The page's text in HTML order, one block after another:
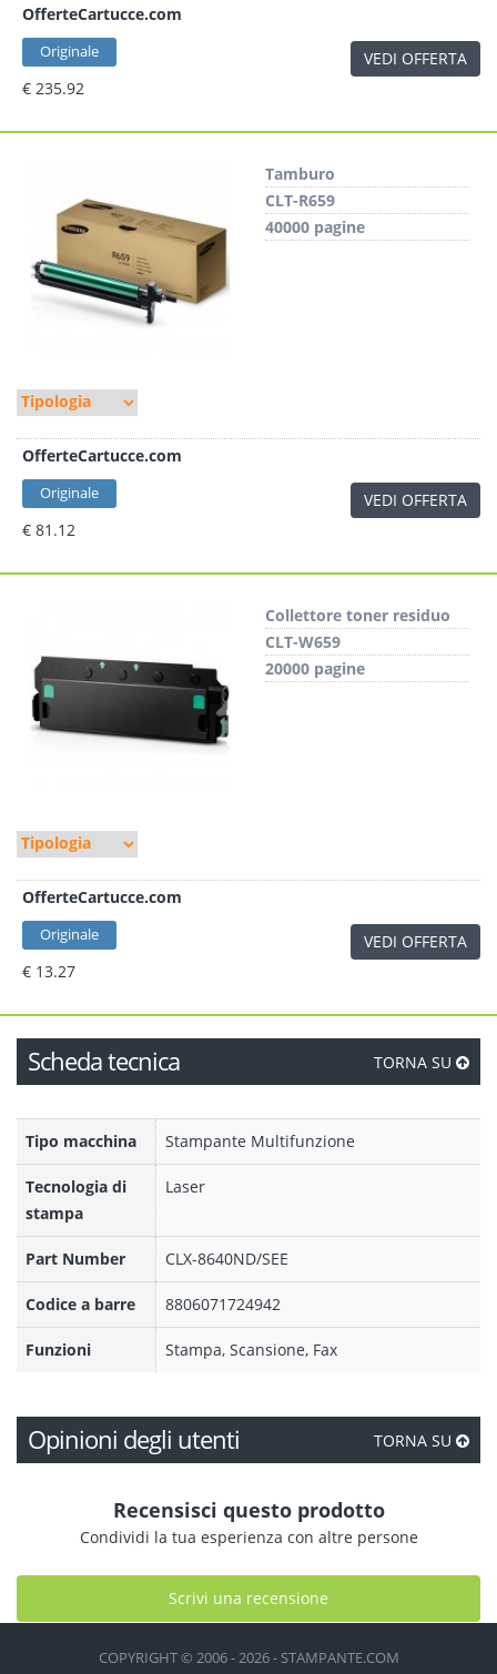
OfferteCartucce.com
Originale
€ 235.92
VEDI OFFERTA
Tamburo
CLT-R659
40000 pagine
OfferteCartucce.com
Originale
€ 81.12
VEDI OFFERTA
Collettore toner residuo
CLT-W659
20000 pagine
OfferteCartucce.com
Originale
€ 13.27
VEDI OFFERTA
Scheda tecnica TORNA SU
Tipo macchina Stampante Multifunzione
Tecnologia di
stampa
Laser
Part Number CLX-8640ND/SEE
Codice a barre 8806071724942
Funzioni Stampa, Scansione, Fax
Opinioni degli utenti TORNA SU
Recensisci questo prodotto
Condividi la tua esperienza con altre persone
Scrivi una recensione
COPYRIGHT © 2006 - 2026 - STAMPANTE.COM